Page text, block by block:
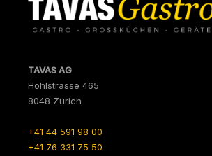
TAVAS AG
Hohlstrasse 465
8048 Zürich
+41 44 591 98 00
+41 76 331 75 50